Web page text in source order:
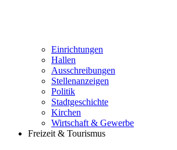
Einrichtungen
Hallen
Ausschreibungen
Stellenanzeigen
Politik
Stadtgeschichte
Kirchen
Wirtschaft & Gewerbe
Freizeit & Tourismus